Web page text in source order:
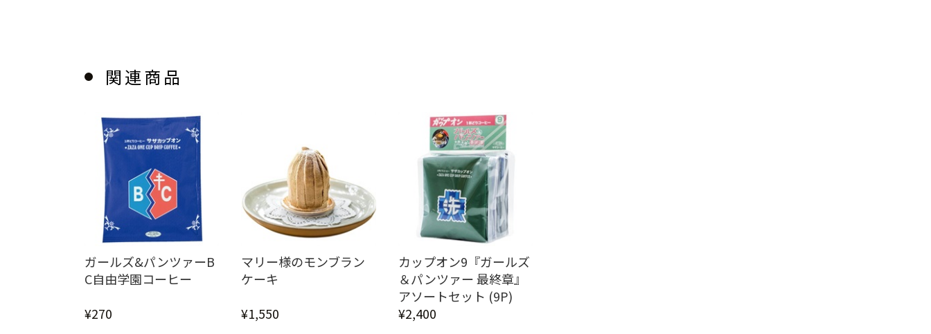
関連商品
ガールズ&パンツァーB
C自由学園コーヒー
¥270
マリー様のモンブラン
ケーキ
¥1,550
カップオン9『ガールズ
＆パンツァー 最終章』
アソートセット (9P)
¥2,400